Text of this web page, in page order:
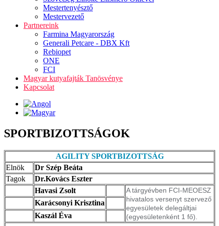
Mestertenyésztő
Mestervezető
Partnereink
Farmina Magyarország
Generali Petcare - DBX Kft
Rebiopet
ONE
FCI
Magyar kutyafajták Tanösvénye
Kapcsolat
SPORTBIZOTTSÁGOK
AGILITY SPORTBIZOTTSÁG
Elnök
Dr Szép Beáta
Tagok
Dr.Kovács Eszter
Havasi Zsolt
A tárgyévben FCI-MEOESZ
hivatalos versenyt szervező
egyesületek delegáltjai
(egyesületenként 1 fő).
Karácsonyi Krisztina
Kaszál Éva